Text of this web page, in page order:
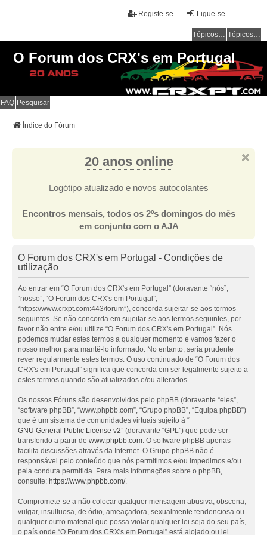
Ligue-se
Registe-se
Tópicos sem resposta Tópicos ativos
O Forum dos CRX's em Portugal
FAQ Pesquisar
Índice do Fórum
20 anos online
Logótipo atualizado e novos autocolantes
Encontros mensais, todos os 2ºs domingos do mês
em conjunto com o AJA
O Forum dos CRX's em Portugal - Condições de
utilização
Ao entrar em “O Forum dos CRX's em Portugal” (doravante “nós”,
“nosso”, “O Forum dos CRX's em Portugal”,
“https://www.crxpt.com:443/forum”), concorda sujeitar-se aos termos
seguintes. Se não concorda em sujeitar-se aos termos seguintes, por
favor não entre e/ou utilize “O Forum dos CRX's em Portugal”. Nós
podemos mudar estes termos a qualquer momento e vamos fazer o
nosso melhor para mantê-lo informado. No entanto, seria prudente
rever regularmente estes termos. O uso continuado de “O Forum dos
CRX's em Portugal” significa que concorda em ser legalmente sujeito a
estes termos quando são atualizados e/ou alterados.
Os nossos Fóruns são desenvolvidos pelo phpBB (doravante “eles”,
“software phpBB”, “www.phpbb.com”, “Grupo phpBB”, “Equipa phpBB”)
que é um sistema de comunidades virtuais sujeito à “
GNU General Public License v2” (doravante “GPL”) que pode ser
transferido a partir de www.phpbb.com. O software phpBB apenas
facilita discussões através da Internet. O Grupo phpBB não é
responsável pelo conteúdo que nós permitimos e/ou impedimos e/ou
pela conduta permitida. Para mais informações sobre o phpBB,
consulte: https://www.phpbb.com/.
Compromete-se a não colocar qualquer mensagem abusiva, obscena,
vulgar, insultuosa, de ódio, ameaçadora, sexualmente tendenciosa ou
qualquer outro material que possa violar qualquer lei seja do seu país,
o país onde “O Forum dos CRX's em Portugal” está alojado ou lei